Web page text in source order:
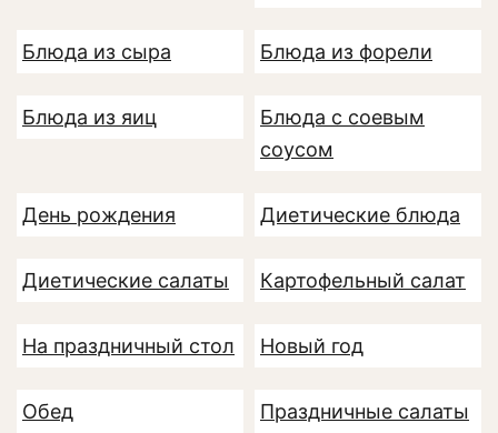
Блюда из сыра Блюда из форели
Блюда из яиц
Блюда с соевым
соусом
День рождения Диетические блюда
Диетические салаты Картофельный салат
На праздничный стол Новый год
Обед Праздничные салаты